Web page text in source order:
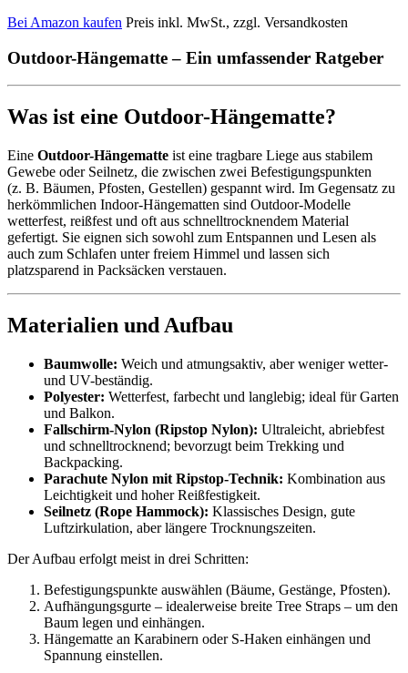
Bei Amazon kaufen Preis inkl. MwSt., zzgl. Versandkosten
Outdoor-Hängematte – Ein umfassender Ratgeber
Was ist eine Outdoor-Hängematte?
Eine Outdoor-Hängematte ist eine tragbare Liege aus stabilem
Gewebe oder Seilnetz, die zwischen zwei Befestigungspunkten
(z. B. Bäumen, Pfosten, Gestellen) gespannt wird. Im Gegensatz zu
herkömmlichen Indoor-Hängematten sind Outdoor-Modelle
wetterfest, reißfest und oft aus schnelltrocknendem Material
gefertigt. Sie eignen sich sowohl zum Entspannen und Lesen als
auch zum Schlafen unter freiem Himmel und lassen sich
platzsparend in Packsäcken verstauen.
Materialien und Aufbau
Baumwolle: Weich und atmungsaktiv, aber weniger wetter-
und UV-beständig.
Polyester: Wetterfest, farbecht und langlebig; ideal für Garten
und Balkon.
Fallschirm-Nylon (Ripstop Nylon): Ultraleicht, abriebfest
und schnelltrocknend; bevorzugt beim Trekking und
Backpacking.
Parachute Nylon mit Ripstop-Technik: Kombination aus
Leichtigkeit und hoher Reißfestigkeit.
Seilnetz (Rope Hammock): Klassisches Design, gute
Luftzirkulation, aber längere Trocknungszeiten.
Der Aufbau erfolgt meist in drei Schritten:
Befestigungspunkte auswählen (Bäume, Gestänge, Pfosten).
Aufhängungsgurte – idealerweise breite Tree Straps – um den
Baum legen und einhängen.
Hängematte an Karabinern oder S-Haken einhängen und
Spannung einstellen.